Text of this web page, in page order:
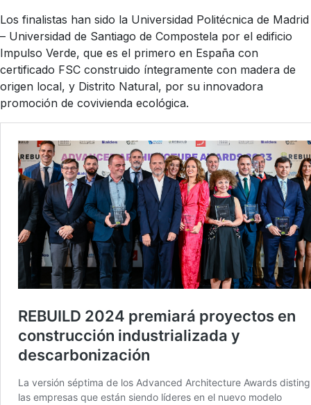
Los finalistas han sido la Universidad Politécnica de Madrid
– Universidad de Santiago de Compostela por el edificio
Impulso Verde, que es el primero en España con
certificado FSC construido íntegramente con madera de
origen local, y Distrito Natural, por su innovadora
promoción de covivienda ecológica.